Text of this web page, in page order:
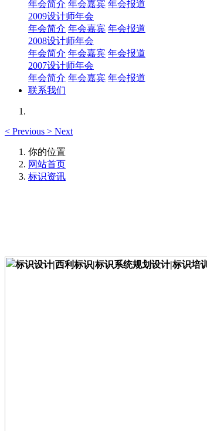
年会简介 年会嘉宾 年会报道
2009设计师年会
年会简介 年会嘉宾 年会报道
2008设计师年会
年会简介 年会嘉宾 年会报道
2007设计师年会
年会简介 年会嘉宾 年会报道
联系我们
< Previous > Next
你的位置
网站首页
标识资讯